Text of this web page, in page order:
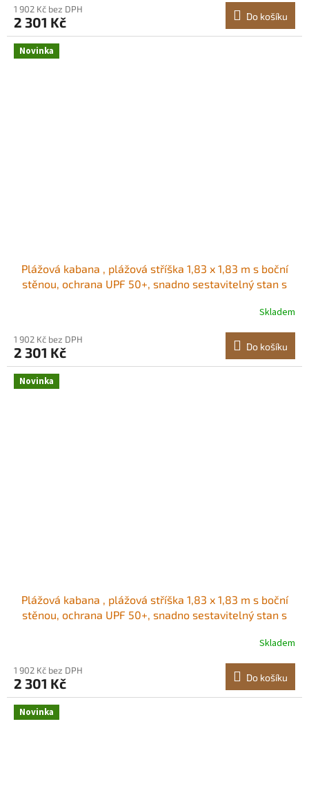
1 902 Kč bez DPH
2 301 Kč Do košíku
Novinka
Plážová kabana , plážová stříška 1,83 x 1,83 m s boční
stěnou, ochrana UPF 50+, snadno sestavitelný stan s
přátele, tmavě modré pruhy Prostorná stínicí plocha
Skladem
1 902 Kč bez DPH
2 301 Kč Do košíku
Novinka
Plážová kabana , plážová stříška 1,83 x 1,83 m s boční
stěnou, ochrana UPF 50+, snadno sestavitelný stan s
přátele, zelené pruhy Prostorná stínicí plocha Dvě
Skladem
1 902 Kč bez DPH
2 301 Kč Do košíku
Novinka